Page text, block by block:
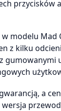
przycisków
modelu
z kilku
gumowanymi
a